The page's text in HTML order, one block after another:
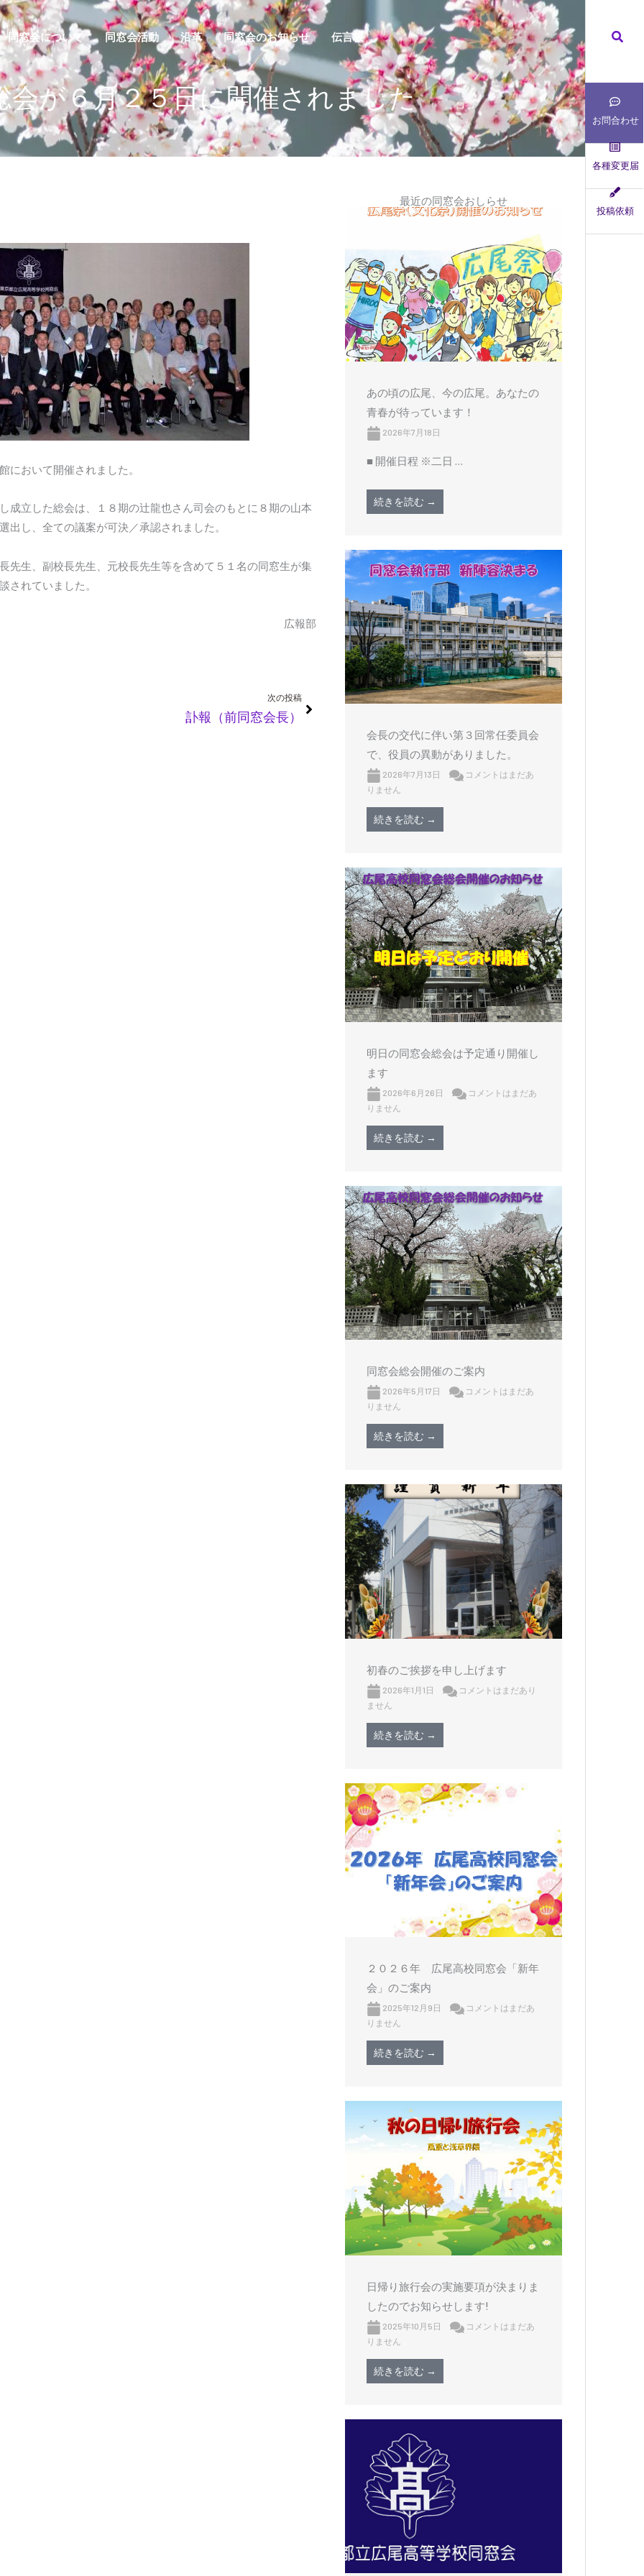
同窓会について 同窓会活動 沿革 同窓会のお知らせ 伝言板
検
お問合わせ
各種変更届
投稿依頼
会が６月２５日に開催されました
において開催されました。
成立した総会は、１８期の辻龍也さん司会のもとに８期の山本
し、全ての議案が可決／承認されました。
先生、副校長先生、元校長先生等を含めて５１名の同窓生が集
されていました。
広報部
次の投稿
訃報（前同窓会長）
Next
最近の同窓会おしらせ
あの頃の広尾、今の広尾。あなたの
青春が待っています！
2026年7月18日
■ 開催日程 ※二日 …
続きを読む →
会長の交代に伴い第３回常任委員会
で、役員の異動がありました。
2026年7月13日
コメントはまだあ
りません
続きを読む →
明日の同窓会総会は予定通り開催し
ます
2026年6月26日
コメントはまだあ
りません
続きを読む →
同窓会総会開催のご案内
2026年5月17日
コメントはまだあ
りません
続きを読む →
初春のご挨拶を申し上げます
2026年1月1日
コメントはまだあり
ません
続きを読む →
２０２６年 広尾高校同窓会「新年
会」のご案内
2025年12月9日
コメントはまだあ
りません
続きを読む →
日帰り旅行会の実施要項が決まりま
したのでお知らせします!
2025年10月5日
コメントはまだあ
りません
続きを読む →